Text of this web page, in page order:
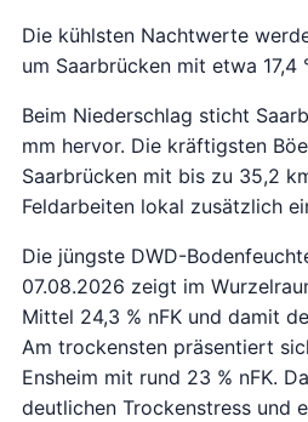
Die kühlsten Nachtwerte
um Saarbrücken mit etwa 17,4
Beim Niederschlag sticht
mm hervor. Die kräftigsten
Saarbrücken mit bis zu 35,2
Feldarbeiten lokal zusätzlich
Die jüngste DWD-
07.08.2026 zeigt im
Mittel 24,3 % nFK und damit
Am trockensten präsentiert
Ensheim mit rund 23 % nFK.
deutlichen Trockenstress und